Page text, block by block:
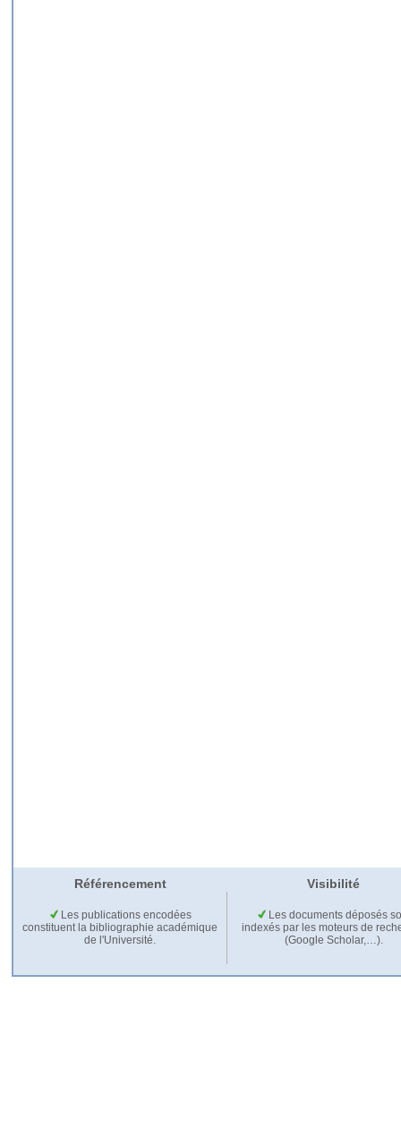
Référencement Visibilité
Les publications encodées
constituent la bibliographie académique
de l'Université.
Les documents déposés
indexés par les moteurs de
(Google Scholar,…).